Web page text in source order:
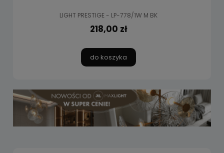
LIGHT PRESTIGE - LP-778/1W M BK
218,00 zł
do koszyka